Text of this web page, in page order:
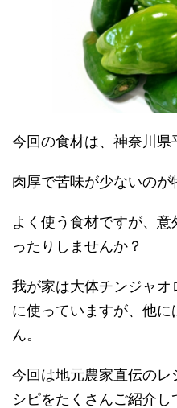
今回の食材は、神奈川県
肉厚で苦味が少ないのが
よく使う食材ですが、
ったりしませんか？
我が家は大体チンジャ
に使っていますが、他
ん。
今回は地元農家直伝の
シピをたくさんご紹介し